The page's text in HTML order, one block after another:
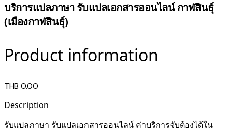
บริการแปลภาษา รับแปลเอกสารออนไลน์ กาฬสินธุ์
(เมืองกาฬสินธุ์)
Product information
THB 0.00
Description
รับแปลภาษา รับแปลเอกสารออนไลน์ ค่าบริการจับต้องได้ใน